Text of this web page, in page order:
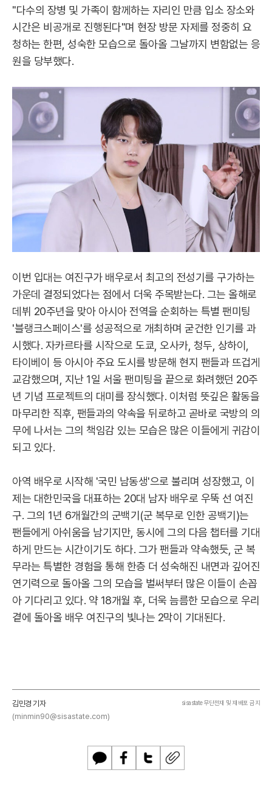
"다수의 장병 및 가족이 함께하는 자리인 만큼 입소 장소와
시간은 비공개로 진행된다"며 현장 방문 자제를 정중히 요
청하는 한편, 성숙한 모습으로 돌아올 그날까지 변함없는 응
원을 당부했다.
이번 입대는 여진구가 배우로서 최고의 전성기를 구가하는
가운데 결정되었다는 점에서 더욱 주목받는다. 그는 올해로
데뷔 20주년을 맞아 아시아 전역을 순회하는 특별 팬미팅
'블랭크스페이스'를 성공적으로 개최하며 굳건한 인기를 과
시했다. 자카르타를 시작으로 도쿄, 오사카, 청두, 상하이,
타이베이 등 아시아 주요 도시를 방문해 현지 팬들과 뜨겁게
교감했으며, 지난 1일 서울 팬미팅을 끝으로 화려했던 20주
년 기념 프로젝트의 대미를 장식했다. 이처럼 뜻깊은 활동을
마무리한 직후, 팬들과의 약속을 뒤로하고 곧바로 국방의 의
무에 나서는 그의 책임감 있는 모습은 많은 이들에게 귀감이
되고 있다.
아역 배우로 시작해 '국민 남동생'으로 불리며 성장했고, 이
제는 대한민국을 대표하는 20대 남자 배우로 우뚝 선 여진
구. 그의 1년 6개월간의 군백기(군 복무로 인한 공백기)는
팬들에게 아쉬움을 남기지만, 동시에 그의 다음 챕터를 기대
하게 만드는 시간이기도 하다. 그가 팬들과 약속했듯, 군 복
무라는 특별한 경험을 통해 한층 더 성숙해진 내면과 깊어진
연기력으로 돌아올 그의 모습을 벌써부터 많은 이들이 손꼽
아 기다리고 있다. 약 18개월 후, 더욱 늠름한 모습으로 우리
곁에 돌아올 배우 여진구의 빛나는 2막이 기대된다.
김민경 기자
(minmin90@sisastate.com)
sisastate 무단전재 및 재배포 금지
카
페
트
U